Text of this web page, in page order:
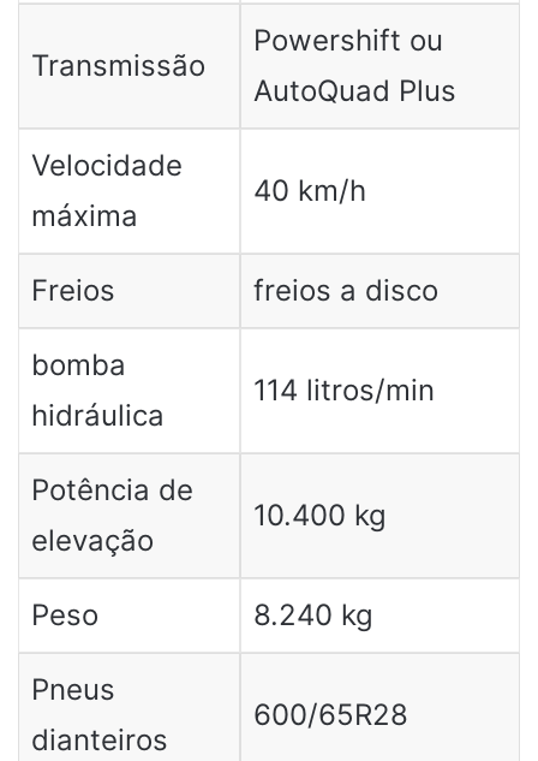
Transmissão
Powershift ou
AutoQuad Plus
Velocidade
máxima
40 km/h
Freios freios a disco
bomba
hidráulica
114 litros/min
Potência de
elevação
10.400 kg
Peso 8.240 kg
Pneus
dianteiros
600/65R28